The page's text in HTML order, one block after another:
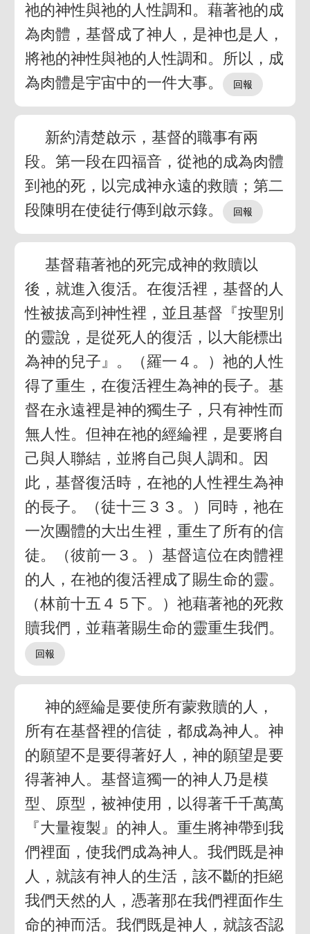
祂的神性與祂的人性調和。藉著祂的成
為肉體，基督成了神人，是神也是人，
將祂的神性與祂的人性調和。所以，成
為肉體是宇宙中的一件大事。
新約清楚啟示，基督的職事有兩
段。第一段在四福音，從祂的成為肉體
到祂的死，以完成神永遠的救贖；第二
段陳明在使徒行傳到啟示錄。
基督藉著祂的死完成神的救贖以
後，就進入復活。在復活裡，基督的人
性被拔高到神性裡，並且基督『按聖別
的靈說，是從死人的復活，以大能標出
為神的兒子』。（羅一４。）祂的人性
得了重生，在復活裡生為神的長子。基
督在永遠裡是神的獨生子，只有神性而
無人性。但神在祂的經綸裡，是要將自
己與人聯結，並將自己與人調和。因
此，基督復活時，在祂的人性裡生為神
的長子。（徒十三３３。）同時，祂在
一次團體的大出生裡，重生了所有的信
徒。（彼前一３。）基督這位在肉體裡
的人，在祂的復活裡成了賜生命的靈。
（林前十五４５下。）祂藉著祂的死救
贖我們，並藉著賜生命的靈重生我們。
神的經綸是要使所有蒙救贖的人，
所有在基督裡的信徒，都成為神人。神
的願望不是要得著好人，神的願望是要
得著神人。基督這獨一的神人乃是模
型、原型，被神使用，以得著千千萬萬
『大量複製』的神人。重生將神帶到我
們裡面，使我們成為神人。我們既是神
人，就該有神人的生活，該不斷的拒絕
我們天然的人，憑著那在我們裡面作生
命的神而活。我們既是神人，就該否認